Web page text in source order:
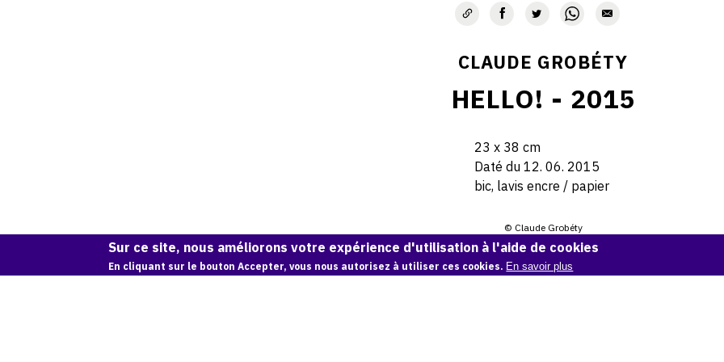
CLAUDE GROBÉTY
HELLO! - 2015
23 x 38 cm
Daté du 12. 06. 2015
bic, lavis encre / papier
© Claude Grobéty
Demande d'information
Sur ce site, nous améliorons votre expérience d'utilisation à l'aide de cookies
En cliquant sur le bouton Accepter, vous nous autorisez à utiliser ces cookies. En savoir plus